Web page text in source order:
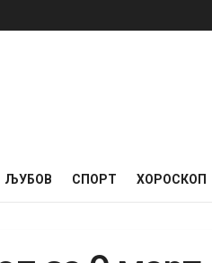
ЉУБОВ СПОРТ ХОРОСКОП